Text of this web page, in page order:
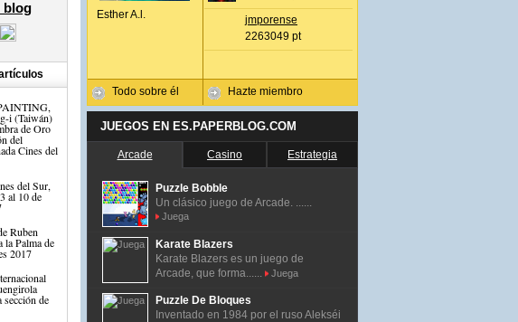
blog
i (Taiwán)
de Oro
del
Cines del
del Sur,
al 10 de
Ruben
la Palma de
2017
sección de
Esther A.l.
Todo sobre él
jmporense
2263049 pt
Hazte miembro
JUEGOS EN ES.PAPERBLOG.COM
Arcade Casino Estrategia
Puzzle Bobble
Un clásico juego de Arcade. ......
Juega
Karate Blazers
Karate Blazers es un juego de
Arcade, que forma......
Juega
Puzzle De Bloques
Inventado en 1984 por el ruso Alekséi